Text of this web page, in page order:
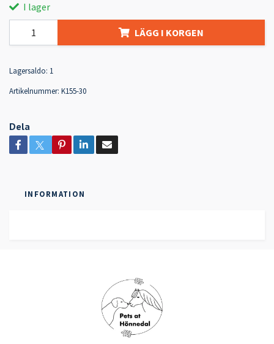
I lager
LÄGG I KORGEN
Lagersaldo: 1
Artikelnummer: K155-30
Dela
INFORMATION